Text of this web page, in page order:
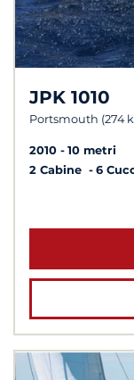
JPK 1010
Portsmouth (274
2010
10 metri
2 Cabine
6